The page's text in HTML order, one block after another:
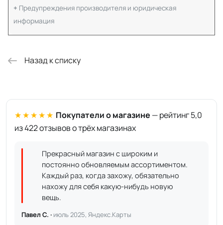
Предупреждения производителя и юридическая
информация
Назад к списку
★★★★★ Покупатели о магазине — рейтинг 5,0
из 422 отзывов о трёх магазинах
Прекрасный магазин с широким и
постоянно обновляемым ассортиментом.
Каждый раз, когда захожу, обязательно
нахожу для себя какую-нибудь новую
вещь.
Павел С. · июль 2025, Яндекс.Карты